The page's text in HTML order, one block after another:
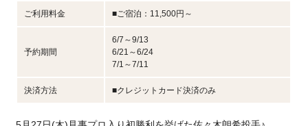
ご利用料金 ■ご宿泊：11,500円～
予約期間
6/7～9/13
6/21～6/24
7/1～7/11
決済方法 ■クレジットカード決済のみ